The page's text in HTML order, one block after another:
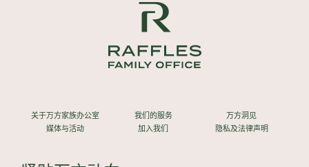
关于万方家族办公室
媒体与活动
我们的服务
加入我们
万方洞见
隐私及法律声明